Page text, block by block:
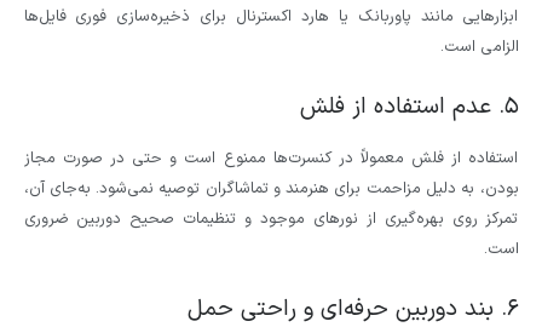
ابزارهایی مانند پاوربانک یا هارد اکسترنال برای ذخیره‌سازی فوری فایل‌ها
الزامی است.
۵. عدم استفاده از فلش
استفاده از فلش معمولاً در کنسرت‌ها ممنوع است و حتی در صورت مجاز
بودن، به دلیل مزاحمت برای هنرمند و تماشاگران توصیه نمی‌شود. به‌جای آن،
تمرکز روی بهره‌گیری از نورهای موجود و تنظیمات صحیح دوربین ضروری
است.
۶. بند دوربین حرفه‌ای و راحتی حمل